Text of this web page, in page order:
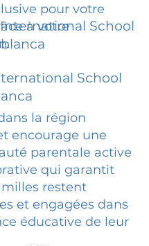
pour votre
à votre
School
School
la région
encourage une
parentale active
qui garantit
restent
et engagées dans
éducative de leur